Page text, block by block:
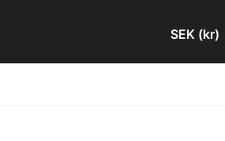
SEK (kr)